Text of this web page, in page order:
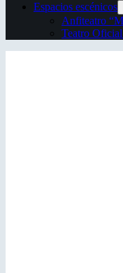
Espacios escénicos
Anfiteatro
Teatro